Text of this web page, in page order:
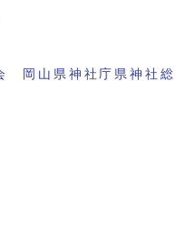
岡山県神社庁県神社